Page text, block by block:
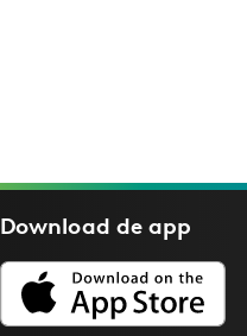
Download deapp